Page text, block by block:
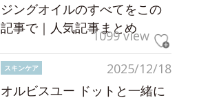
ジングオイルのすべてをこの
記事で｜人気記事まとめ
1099 view
2025/12/18
スキンケア
オルビスユー ドットと一緒に